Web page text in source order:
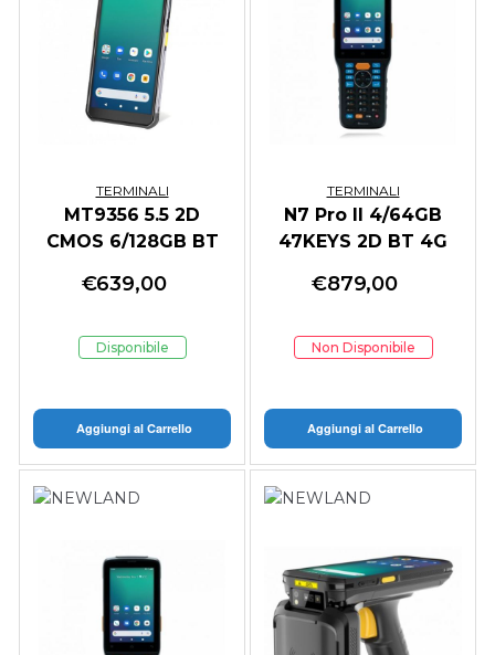
TERMINALI
MT9356 5.5 2D
CMOS 6/128GB BT
NFC
€639,00
Disponibile
Aggiungi al Carrello
TERMINALI
N7 Pro II 4/64GB
47KEYS 2D BT 4G
€879,00
Non Disponibile
Aggiungi al Carrello